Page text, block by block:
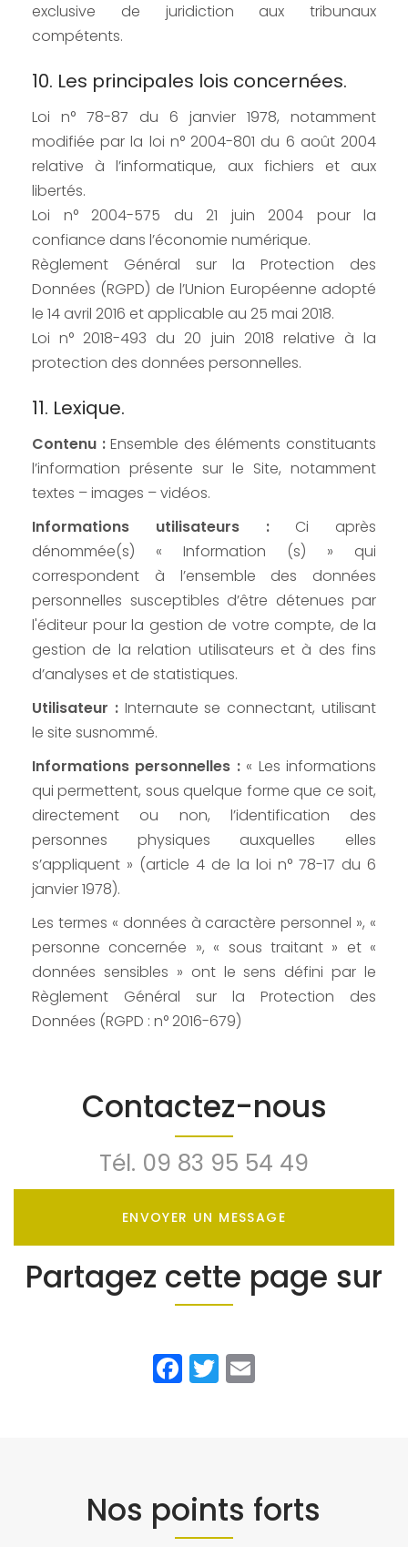
exclusive de juridiction aux tribunaux
compétents.
10. Les principales lois concernées.
Loi n° 78-87 du 6 janvier 1978, notamment
modifiée par la loi n° 2004-801 du 6 août 2004
relative à l’informatique, aux fichiers et aux
libertés.
Loi n° 2004-575 du 21 juin 2004 pour la
confiance dans l’économie numérique.
Règlement Général sur la Protection des
Données (RGPD) de l’Union Européenne adopté
le 14 avril 2016 et applicable au 25 mai 2018.
Loi n° 2018-493 du 20 juin 2018 relative à la
protection des données personnelles.
11. Lexique.
Contenu :Ensemble des éléments constituants
l’information présente sur le Site, notamment
textes – images – vidéos.
Informations utilisateurs :Ci après
dénommée(s) « Information (s) » qui
correspondent à l’ensemble des données
personnelles susceptibles d’être détenues par
l'éditeur pour la gestion de votre compte, de la
gestion de la relation utilisateurs et à des fins
d’analyses et de statistiques.
Utilisateur :Internaute se connectant, utilisant
le site susnommé.
Informations personnelles :« Les informations
qui permettent, sous quelque forme que ce soit,
directement ou non, l’identification des
personnes physiques auxquelles elles
s’appliquent » (article 4 de la loi n° 78-17 du 6
janvier 1978).
Les termes « données à caractère personnel », «
personne concernée », « sous traitant » et «
données sensibles » ont le sens défini par le
Règlement Général sur la Protection des
Données (RGPD : n° 2016-679)
Contactez-nous
Tél. 09 83 95 54 49
ENVOYER UN MESSAGE
Partagez cette page sur
Facebook
Twitter
Nos points forts